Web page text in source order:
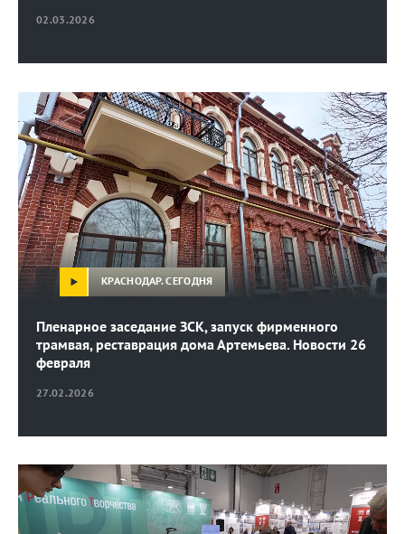
02.03.2026
27.02.2026
Пленарное заседание ЗСК, запуск фирменного
трамвая, реставрация дома Артемьева. Новости 26
февраля
КРАСНОДАР. СЕГОДНЯ